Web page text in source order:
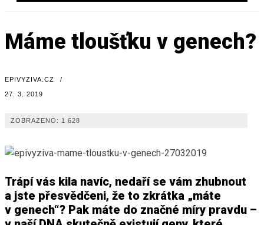
Máme tloušťku v genech?
EPIVYZIVA.CZ /
27. 3. 2019
ZOBRAZENO: 1 628
Trápí vás kila navíc, nedaří se vám zhubnout
a jste přesvědčeni, že to zkrátka „máte
v genech“? Pak máte do značné míry pravdu –